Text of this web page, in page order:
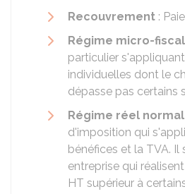
Recouvrement :
Régime micro-fiscal
particulier
individuelles dont le
dépasse pas certains
Régime réel normal
d'imposition qui
bénéfices et la TVA. Il
entreprise qui
HT supérieur à